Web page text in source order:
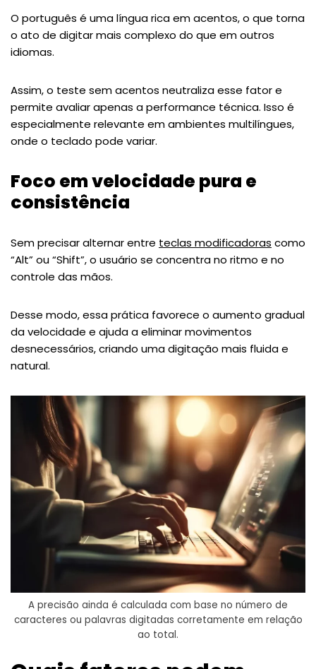
O português é uma língua rica em acentos, o que torna
o ato de digitar mais complexo do que em outros
idiomas.
Assim, o teste sem acentos neutraliza esse fator e
permite avaliar apenas a performance técnica. Isso é
especialmente relevante em ambientes multilíngues,
onde o teclado pode variar.
Foco em velocidade pura e
consistência
Sem precisar alternar entre teclas modificadoras como
“Alt” ou “Shift”, o usuário se concentra no ritmo e no
controle das mãos.
Desse modo, essa prática favorece o aumento gradual
da velocidade e ajuda a eliminar movimentos
desnecessários, criando uma digitação mais fluida e
natural.
A precisão ainda é calculada com base no número de
caracteres ou palavras digitadas corretamente em relação
ao total.